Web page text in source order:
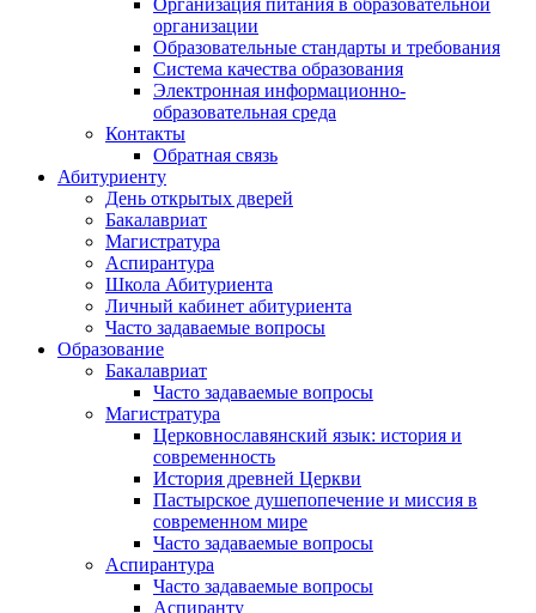
организации
Образовательные стандарты и требования
Система качества образования
Электронная информационно-
образовательная среда
Контакты
Обратная связь
Абитуриенту
День открытых дверей
Бакалавриат
Магистратура
Аспирантура
Школа Абитуриента
Личный кабинет абитуриента
Часто задаваемые вопросы
Образование
Бакалавриат
Часто задаваемые вопросы
Магистратура
Церковнославянский язык: история и
современность
История древней Церкви
Пастырское душепопечение и миссия в
современном мире
Часто задаваемые вопросы
Аспирантура
Часто задаваемые вопросы
Аспиранту